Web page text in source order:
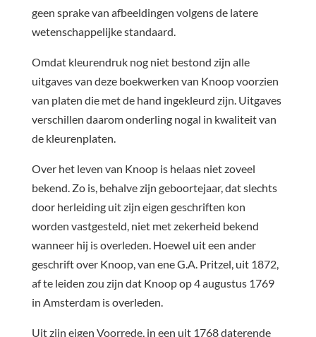
geen sprake van afbeeldingen volgens de latere
wetenschappelijke standaard.
Omdat kleurendruk nog niet bestond zijn alle
uitgaves van deze boekwerken van Knoop voorzien
van platen die met de hand ingekleurd zijn. Uitgaves
verschillen daarom onderling nogal in kwaliteit van
de kleurenplaten.
Over het leven van Knoop is helaas niet zoveel
bekend. Zo is, behalve zijn geboortejaar, dat slechts
door herleiding uit zijn eigen geschriften kon
worden vastgesteld, niet met zekerheid bekend
wanneer hij is overleden. Hoewel uit een ander
geschrift over Knoop, van ene G.A. Pritzel, uit 1872,
af te leiden zou zijn dat Knoop op 4 augustus 1769
in Amsterdam is overleden.
Uit zijn eigen Voorrede, in een uit 1768 daterende